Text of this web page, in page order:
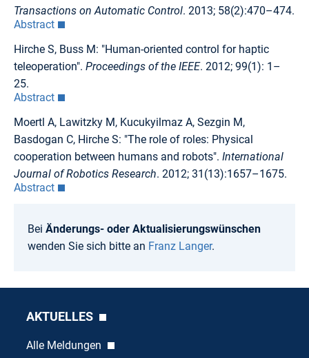
Transactions on Automatic Control. 2013; 58(2):470–474.
Abstract
Hirche S, Buss M: "Human-oriented control for haptic
teleoperation". Proceedings of the IEEE. 2012; 99(1): 1–
25.
Abstract
Moertl A, Lawitzky M, Kucukyilmaz A, Sezgin M,
Basdogan C, Hirche S: "The role of roles: Physical
cooperation between humans and robots". International
Journal of Robotics Research. 2012; 31(13):1657–1675.
Abstract
Bei Änderungs- oder Aktualisierungswünschen
wenden Sie sich bitte an Franz Langer.
AKTUELLES
Alle Meldungen